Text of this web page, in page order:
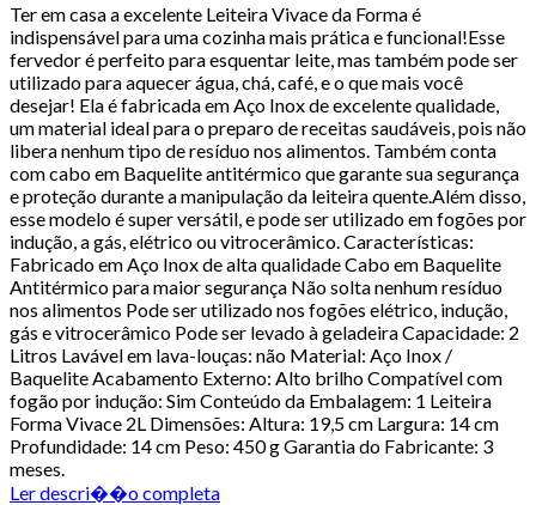
Ter em casa a excelente Leiteira Vivace da Forma é
indispensável para uma cozinha mais prática e funcional!Esse
fervedor é perfeito para esquentar leite, mas também pode ser
utilizado para aquecer água, chá, café, e o que mais você
desejar! Ela é fabricada em Aço Inox de excelente qualidade,
um material ideal para o preparo de receitas saudáveis, pois não
libera nenhum tipo de resíduo nos alimentos. Também conta
com cabo em Baquelite antitérmico que garante sua segurança
e proteção durante a manipulação da leiteira quente.Além disso,
esse modelo é super versátil, e pode ser utilizado em fogões por
indução, a gás, elétrico ou vitrocerâmico. Características:
Fabricado em Aço Inox de alta qualidade Cabo em Baquelite
Antitérmico para maior segurança Não solta nenhum resíduo
nos alimentos Pode ser utilizado nos fogões elétrico, indução,
gás e vitrocerâmico Pode ser levado à geladeira Capacidade: 2
Litros Lavável em lava-louças: não Material: Aço Inox /
Baquelite Acabamento Externo: Alto brilho Compatível com
fogão por indução: Sim Conteúdo da Embalagem: 1 Leiteira
Forma Vivace 2L Dimensões: Altura: 19,5 cm Largura: 14 cm
Profundidade: 14 cm Peso: 450 g Garantia do Fabricante: 3
meses.
Ler descri��o completa